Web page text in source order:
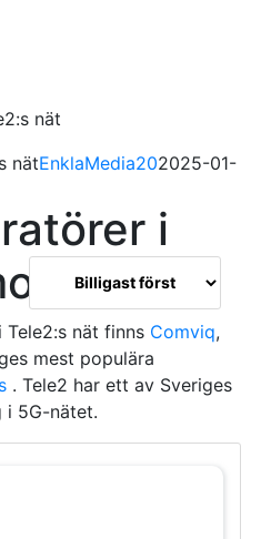
nät
nätEnklaMedia202025-01-
i
nät finns Comviq,
mest populära
. Tele2 har ett av Sveriges
i 5G-nätet.